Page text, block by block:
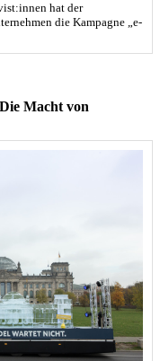
hat der
die Kampagne „e-
Macht von